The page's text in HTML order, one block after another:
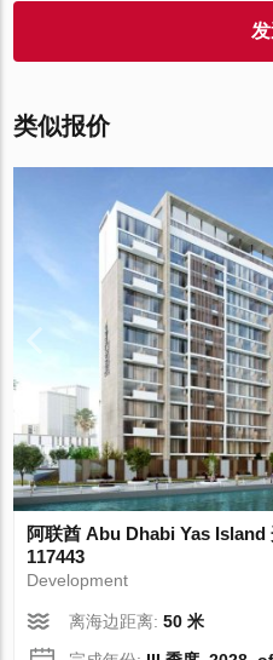
类似报价
阿联酋 Abu Dhabi Yas Island
117443
Development
离海边距离:50 米